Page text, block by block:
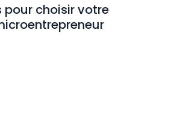
pour choisir votre